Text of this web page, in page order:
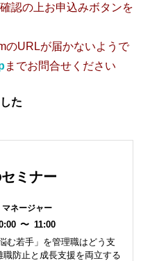
認の上お申込みボタンを
のURLが届かないようで
までお問合せください
た
ミナー
ネージャー
〜 11:00
む若手」を管理職はどう支
防止と成長支援を両立する